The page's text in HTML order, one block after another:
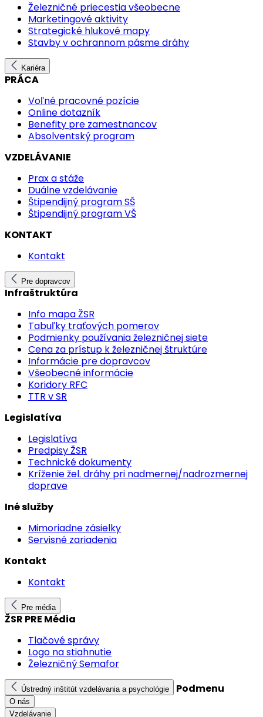
Železničné priecestia všeobecne
Marketingové aktivity
Strategické hlukové mapy
Stavby v ochrannom pásme dráhy
Kariéra
PRÁCA
Voľné pracovné pozície
Online dotazník
Benefity pre zamestnancov
Absolventský program
VZDELÁVANIE
Prax a stáže
Duálne vzdelávanie
Štipendijný program SŠ
Štipendijný program VŠ
KONTAKT
Kontakt
Pre dopravcov
Infraštruktúra
Info mapa ŽSR
Tabuľky traťových pomerov
Podmienky používania železničnej siete
Cena za prístup k železničnej štruktúre
Informácie pre dopravcov
Všeobecné informácie
Koridory RFC
TTR v SR
Legislatíva
Legislatíva
Predpisy ŽSR
Technické dokumenty
Kríženie žel. dráhy pri nadmernej/nadrozmernej
doprave
Iné služby
Mimoriadne zásielky
Servisné zariadenia
Kontakt
Kontakt
Pre média
ŽSR PRE Média
Tlačové správy
Logo na stiahnutie
Železničný Semafor
Ústredný inštitút vzdelávania a psychológie Podmenu
O nás
Vzdelávanie